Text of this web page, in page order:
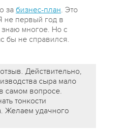
за бизнес-план. Это
не первый год в
многое. Но с
бы не справился.
Действительно,
сыра мало
самом вопросе.
тонкости
Желаем удачного